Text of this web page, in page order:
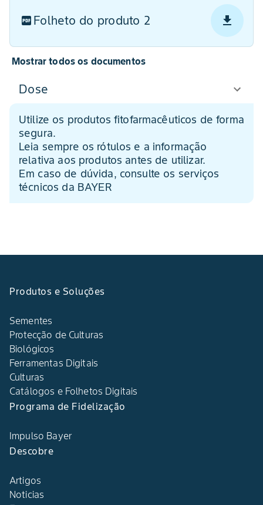
Folheto do produto 2
Mostrar todos os documentos
Dose
Utilize os produtos fitofarmacêuticos de forma
segura.
Leia sempre os rótulos e a informação
relativa aos produtos antes de utilizar.
Em caso de dúvida, consulte os serviços
técnicos da BAYER
Produtos e Soluções
Sementes
Protecção de Culturas
Biológicos
Ferramentas Digitais
Culturas
Catálogos e Folhetos Digitais
Programa de Fidelização
Impulso Bayer
Descobre
Artigos
Noticias